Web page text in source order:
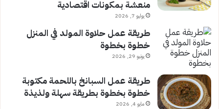
منعشة بمكونات اقتصادية
يوليو 7, 2026
طريقة عمل حلاوة المولد في المنزل
خطوة بخطوة
يونيو 29, 2026
طريقة عمل السبانخ باللحمة مكتوبة
خطوة بخطوة بطريقة سهلة ولذيذة
مايو 4, 2026